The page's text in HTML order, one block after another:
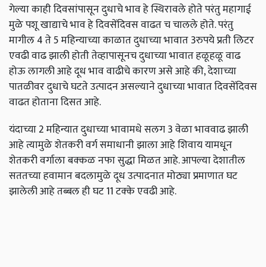
गेल्या काही दिवसांपासून दुधाचे भाव हे स्थिरावले होते परंतु महागाई
मुळे पशू खाद्याचे भाव हे दिवसेंदिवस वाढत च चालले होते. परंतु
मागील 4 ते 5 महिन्याच्या काळात दुधाच्या भावात 3रुपये प्रती लिटर
एवढी वाढ झाली होती तेव्हापासूनच दुधाच्या भावात हळूहळू वाढ
होऊ लागली आहे दूध भाव वाढीचे कारण असे आहे की, देशाच्या
पातळीवर दुधाचे घटते उत्पादन असल्याने दुधाच्या भावात दिवसेंदिवस
वाढत होताना दिसत आहे.
यंदाच्या 2 महिन्यात दुधाच्या भावामधे सलग 3 वेळा भाववाढ झाली
आहे त्यामुळे शेतकरी वर्ग समाधानी झाला आहे शिवाय यामधून
शेतकरी वर्गाला बक्कळ नफा सुद्धा मिळत आहे. आपल्या देशातील
सततच्या हवामान बदलामुळे दूध उत्पादनात मोठ्या प्रमाणात घट
झालेली आहे तब्बल ही घट 11 टक्के एवढी आहे.